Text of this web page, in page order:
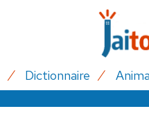
Dictionnaire